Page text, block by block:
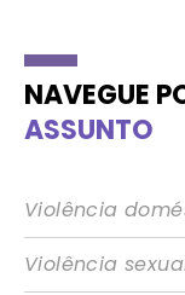
NAVEGUE
ASSUNTO
Violência
Violência